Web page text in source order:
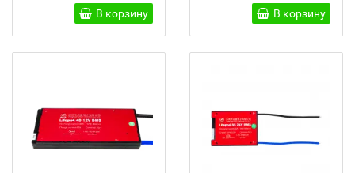
В корзину В корзину